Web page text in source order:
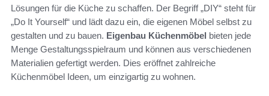
Lösungen für die Küche zu schaffen. Der Begriff „DIY“ steht für
„Do It Yourself“ und lädt dazu ein, die eigenen Möbel selbst zu
gestalten und zu bauen. Eigenbau Küchenmöbel bieten jede
Menge Gestaltungsspielraum und können aus verschiedenen
Materialien gefertigt werden. Dies eröffnet zahlreiche
Küchenmöbel Ideen, um einzigartig zu wohnen.